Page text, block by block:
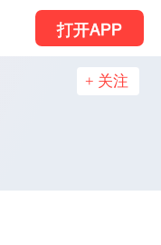
打开APP
+ 关注